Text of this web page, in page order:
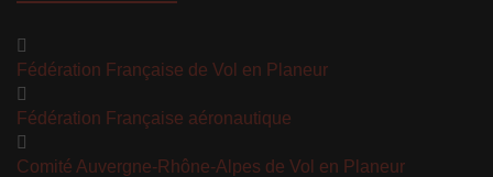
Fédération Française de Vol en Planeur
Fédération Française aéronautique
Comité Auvergne-Rhône-Alpes de Vol en Planeur